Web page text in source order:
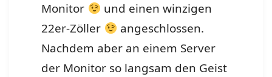
Monitor
und einen winzigen
22er-Zöller
angeschlossen.
Nachdem aber an einem Server
der Monitor so langsam den Geist